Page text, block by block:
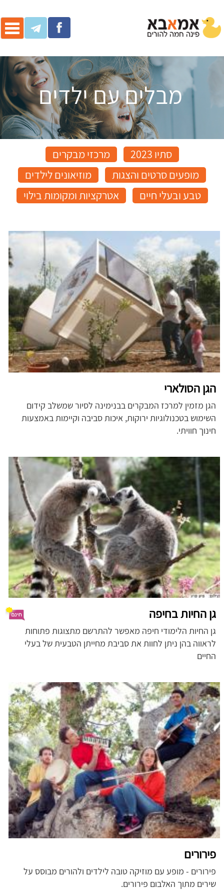
מבלים עם ילדים
סתיו 2023
מרכזי מבקרים
מופעים סרטים והצגות
מוזיאונים לילדים
טבע ובעלי חיים
אטרקציות ומקומות בילוי
הגן הסולארי
הגן מזמין למרכז המבקרים בבנימינה לסיור שמשלב קידום
השימוש בטכנולוגיות ירוקות, איכות סביבה וקיימות באמצעות
חינוך חוויתי.
גן החיות בחיפה
גן החיות הלימודי חיפה מאפשר להתרשם מתצוגות פתוחות
לראווה בהן ניתן לחוות את סביבת מחייתן הטבעית של בעלי
החיים
פירורים
פירורים - מופע עם מוזיקה טובה לילדים ולהורים מבוסס על
שירים מתוך האלבום פירורים.